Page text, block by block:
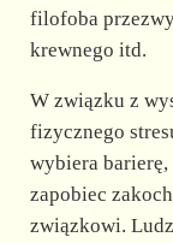
filofoba
krewnego itd.
W związku z
fizycznego
wybiera
zapobiec
związkowi.